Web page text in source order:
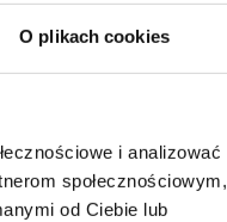
O plikach cookies
i analizować
społecznościowym,
od Ciebie lub